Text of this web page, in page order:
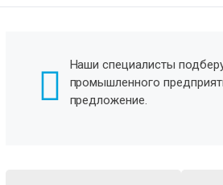
Наши специалисты
промышленного
предложение.